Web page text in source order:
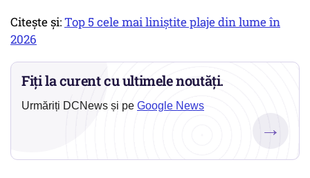
Citește și:Top 5 cele mai liniștite plaje din lume în
2026
Fiți la curent cu ultimele noutăți.
Urmăriți DCNews și pe Google News
→